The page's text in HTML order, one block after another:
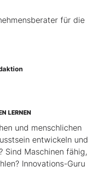
für die
LERNEN
und menschlichen
entwickeln und
Sind Maschinen fähig,
Innovations-Guru